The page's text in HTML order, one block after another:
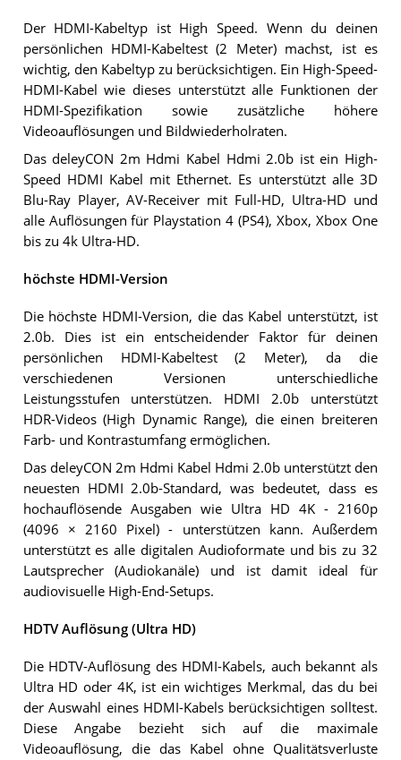
Der HDMI-Kabeltyp ist High Speed. Wenn du deinen
persönlichen HDMI-Kabeltest (2 Meter) machst, ist es
wichtig, den Kabeltyp zu berücksichtigen. Ein High-Speed-
HDMI-Kabel wie dieses unterstützt alle Funktionen der
HDMI-Spezifikation sowie zusätzliche höhere
Videoauflösungen und Bildwiederholraten.
Das deleyCON 2m Hdmi Kabel Hdmi 2.0b ist ein High-
Speed HDMI Kabel mit Ethernet. Es unterstützt alle 3D
Blu-Ray Player, AV-Receiver mit Full-HD, Ultra-HD und
alle Auflösungen für Playstation 4 (PS4), Xbox, Xbox One
bis zu 4k Ultra-HD.
höchste HDMI-Version
Die höchste HDMI-Version, die das Kabel unterstützt, ist
2.0b. Dies ist ein entscheidender Faktor für deinen
persönlichen HDMI-Kabeltest (2 Meter), da die
verschiedenen Versionen unterschiedliche
Leistungsstufen unterstützen. HDMI 2.0b unterstützt
HDR-Videos (High Dynamic Range), die einen breiteren
Farb- und Kontrastumfang ermöglichen.
Das deleyCON 2m Hdmi Kabel Hdmi 2.0b unterstützt den
neuesten HDMI 2.0b-Standard, was bedeutet, dass es
hochauflösende Ausgaben wie Ultra HD 4K - 2160p
(4096 × 2160 Pixel) - unterstützen kann. Außerdem
unterstützt es alle digitalen Audioformate und bis zu 32
Lautsprecher (Audiokanäle) und ist damit ideal für
audiovisuelle High-End-Setups.
HDTV Auflösung (Ultra HD)
Die HDTV-Auflösung des HDMI-Kabels, auch bekannt als
Ultra HD oder 4K, ist ein wichtiges Merkmal, das du bei
der Auswahl eines HDMI-Kabels berücksichtigen solltest.
Diese Angabe bezieht sich auf die maximale
Videoauflösung, die das Kabel ohne Qualitätsverluste